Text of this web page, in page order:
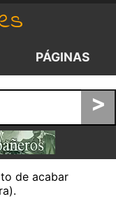
PÁGINAS
>
de acabar